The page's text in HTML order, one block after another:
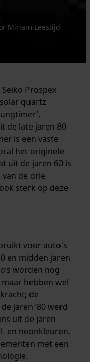
Miriam Leestijd
Prospex
quartz
de late jaren 80
is een vaste
het originele
uit de jaren 60 is
de drie
sterk op deze
voor auto's
en midden jaren
worden nog
hebben wel
de
jaren ’80 werd
uit de jaren
en neonkleuren.
met een